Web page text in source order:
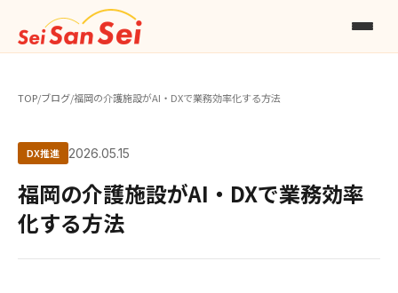
TOP/ブログ/福岡の介護施設がAI・DXで業務効率化する方法
DX推進 2026.05.15
福岡の介護施設がAI・DXで業務効率
化する方法